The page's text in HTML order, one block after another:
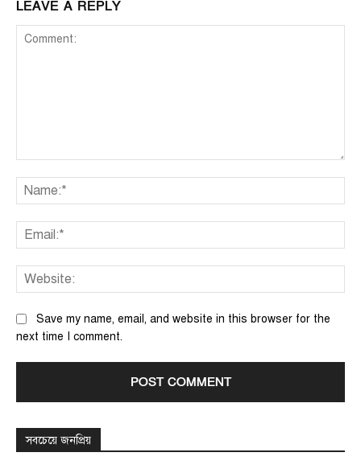
LEAVE A REPLY
Save my name, email, and website in this browser for the
next time I comment.
সবচেয়ে জনপ্রিয়